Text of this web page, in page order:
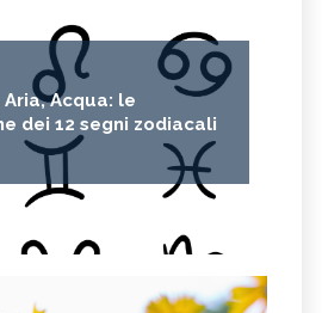
Acqua: le
dei 12 segni zodiacali